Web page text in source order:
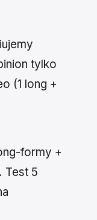
tylko
(1 long +
formy +
Test 5